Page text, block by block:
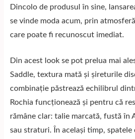
Dincolo de produsul în sine,
se vinde moda acum, prin
care poate fi recunoscut imediat.
Din acest look se pot prelua mai
Saddle, textura mată și șireturile
combinație păstrează echilibrul
Rochia funcționează și pentru că
rămâne clar: talie marcată, fustă în
sau straturi. În același timp,